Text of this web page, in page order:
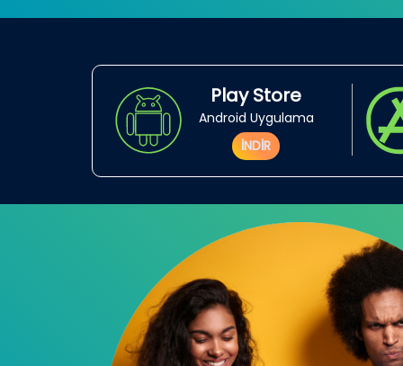
Play Store
Android Uygulama
İNDİR